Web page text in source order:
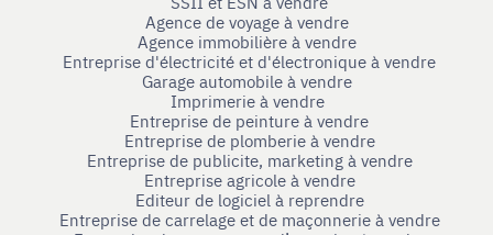
Agence de voyage à vendre
Agence immobilière à vendre
Entreprise d'électricité et d'électronique à vendre
Garage automobile à vendre
Imprimerie à vendre
Entreprise de peinture à vendre
Entreprise de plomberie à vendre
Entreprise de publicite, marketing à vendre
Entreprise agricole à vendre
Editeur de logiciel à reprendre
Entreprise de carrelage et de maçonnerie à vendre